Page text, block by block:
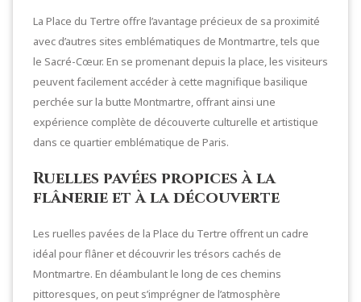
La Place du Tertre offre l’avantage précieux de sa proximité
avec d’autres sites emblématiques de Montmartre, tels que
le Sacré-Cœur. En se promenant depuis la place, les visiteurs
peuvent facilement accéder à cette magnifique basilique
perchée sur la butte Montmartre, offrant ainsi une
expérience complète de découverte culturelle et artistique
dans ce quartier emblématique de Paris.
Ruelles pavées propices à la
flânerie et à la découverte
Les ruelles pavées de la Place du Tertre offrent un cadre
idéal pour flâner et découvrir les trésors cachés de
Montmartre. En déambulant le long de ces chemins
pittoresques, on peut s’imprégner de l’atmosphère